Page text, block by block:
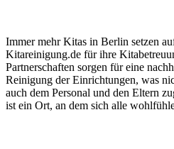
Immer mehr Kitas in Berlin setzen
Kitareinigung.de für ihre
Partnerschaften sorgen für eine
Reinigung der Einrichtungen, was
auch dem Personal und den Eltern
ist ein Ort, an dem sich alle